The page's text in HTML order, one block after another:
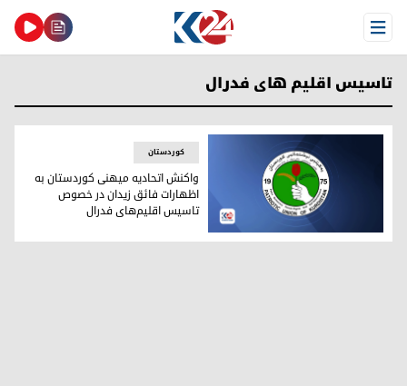
Open Menu
تاسیس اقلیم های فدرال
نشان اتحادیه میهنی کوردستان
کوردستان
واکنش اتحادیه میهنی کوردستان به
اظهارات فائق زیدان در خصوص
تاسیس اقلیم‌های فدرال